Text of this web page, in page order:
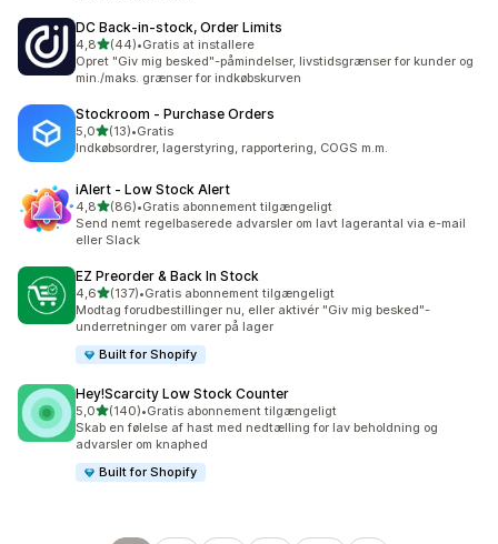
DC Back‑in‑stock, Order Limits
4,8ud af 5 stjerner
(44)
44 anmeldelser i alt
•Gratis at installere
Opret "Giv mig besked"-påmindelser, livstidsgrænser for kunder og
min./maks. grænser for indkøbskurven
Stockroom ‑ Purchase Orders
5,0ud af 5 stjerner
(13)
13 anmeldelser i alt
•Gratis
Indkøbsordrer, lagerstyring, rapportering, COGS m.m.
iAlert ‑ Low Stock Alert
4,8ud af 5 stjerner
(86)
86 anmeldelser i alt
•Gratis abonnement tilgængeligt
Send nemt regelbaserede advarsler om lavt lagerantal via e-mail
eller Slack
EZ Preorder & Back In Stock
4,6ud af 5 stjerner
(137)
137 anmeldelser i alt
•Gratis abonnement tilgængeligt
Modtag forudbestillinger nu, eller aktivér "Giv mig besked"-
underretninger om varer på lager
Built for Shopify
Hey!Scarcity Low Stock Counter
5,0ud af 5 stjerner
(140)
140 anmeldelser i alt
•Gratis abonnement tilgængeligt
Skab en følelse af hast med nedtælling for lav beholdning og
advarsler om knaphed
Built for Shopify